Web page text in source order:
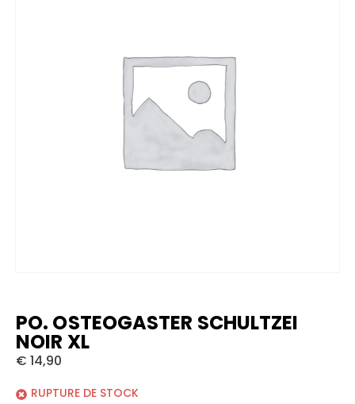
PO. OSTEOGASTER SCHULTZEI
NOIR XL
€ 14,90
RUPTURE DE STOCK